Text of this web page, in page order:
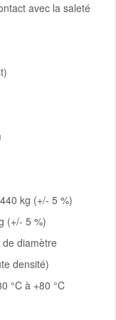
avec la saleté
kg (+/- 5 %)
(+/- 5 %)
diamètre
densité)
°C à +80 °C